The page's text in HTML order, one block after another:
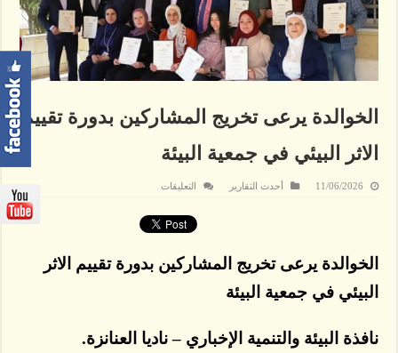
الخوالدة يرعى تخريج المشاركين بدورة تقييم
الاثر البيئي في جمعية البيئة
11/06/2026 أحدث التقارير التعليقات
تخريج
المشاركين
الاثر
الخوالدة يرعى تخريج المشاركين بدورة تقييم الاثر
البيئي في جمعية البيئة
نافذة البيئة والتنمية الإخباري – ناديا العنانزة.